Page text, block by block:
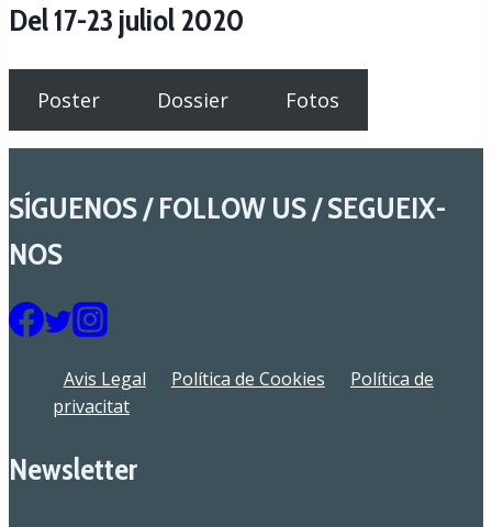
Del 17-23 juliol 2020
Poster Dossier Fotos
SÍGUENOS / FOLLOW US / SEGUEIX-
NOS
Avis Legal Política de Cookies
Política de
privacitat
Newsletter